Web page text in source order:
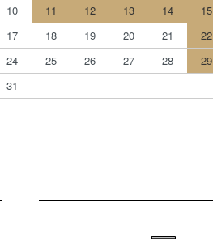
10 11 12 13 14
15
17 18 19 20 21
22
24 25 26 27 28
29
31